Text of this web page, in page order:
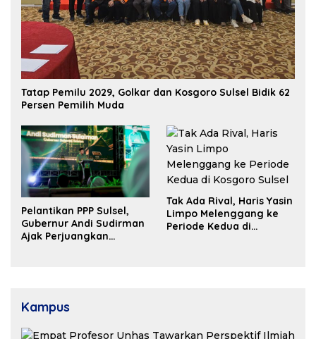
Tatap Pemilu 2029, Golkar dan Kosgoro Sulsel Bidik 62
Persen Pemilih Muda
Pelantikan PPP Sulsel,
Gubernur Andi Sudirman
Ajak Perjuangkan
Tak Ada Rival, Haris Yasin
Limpo Melenggang ke
Periode Kedua di
Kampus